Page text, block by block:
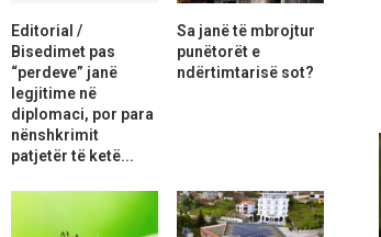
Editorial /
Bisedimet pas
“perdeve” janë
legjitime në
diplomaci, por para
nënshkrimit
patjetër të ketë...
Sa janë të mbrojtur
punëtorët e
ndërtimtarisë sot?